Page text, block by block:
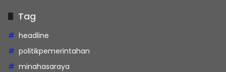
Tag
headline
politikpemerintahan
minahasaraya